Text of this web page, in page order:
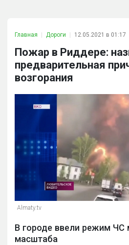
Главная Дороги 12.05.2021 в 01:17
Пожар в Риддере:
предварительная
возгорания
Almaty.tv
В городе ввели режим ЧС
масштаба